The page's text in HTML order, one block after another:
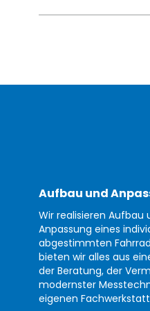
Aufbau und
Wir realisieren Aufbau
Anpassung eines
abgestimmten
bieten wir alles aus
der Beratung, der
modernster
eigenen Fachwerkstatt